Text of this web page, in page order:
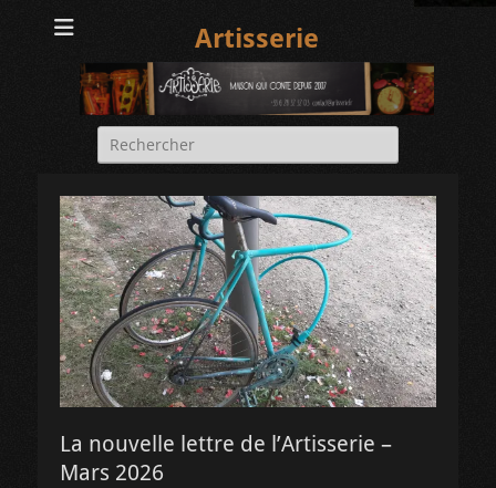
Artisserie
Rechercher :
La nouvelle lettre de l’Artisserie –
Mars 2026